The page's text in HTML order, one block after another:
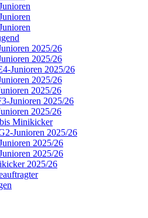
2025/26
2025/26
Junioren 2025/26
2025/26
2025/26
Junioren 2025/26
2025/26
Minikicker
Junioren 2025/26
2025/26
2025/26
2025/26